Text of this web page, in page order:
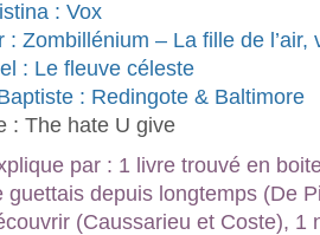
: Vox
: Zombillénium – La fille de l’air,
: Le fleuve céleste
: Redingote & Baltimore
: The hate U give
par : 1 livre trouvé en
guettais depuis longtemps (De
(Caussarieu et Coste), 1